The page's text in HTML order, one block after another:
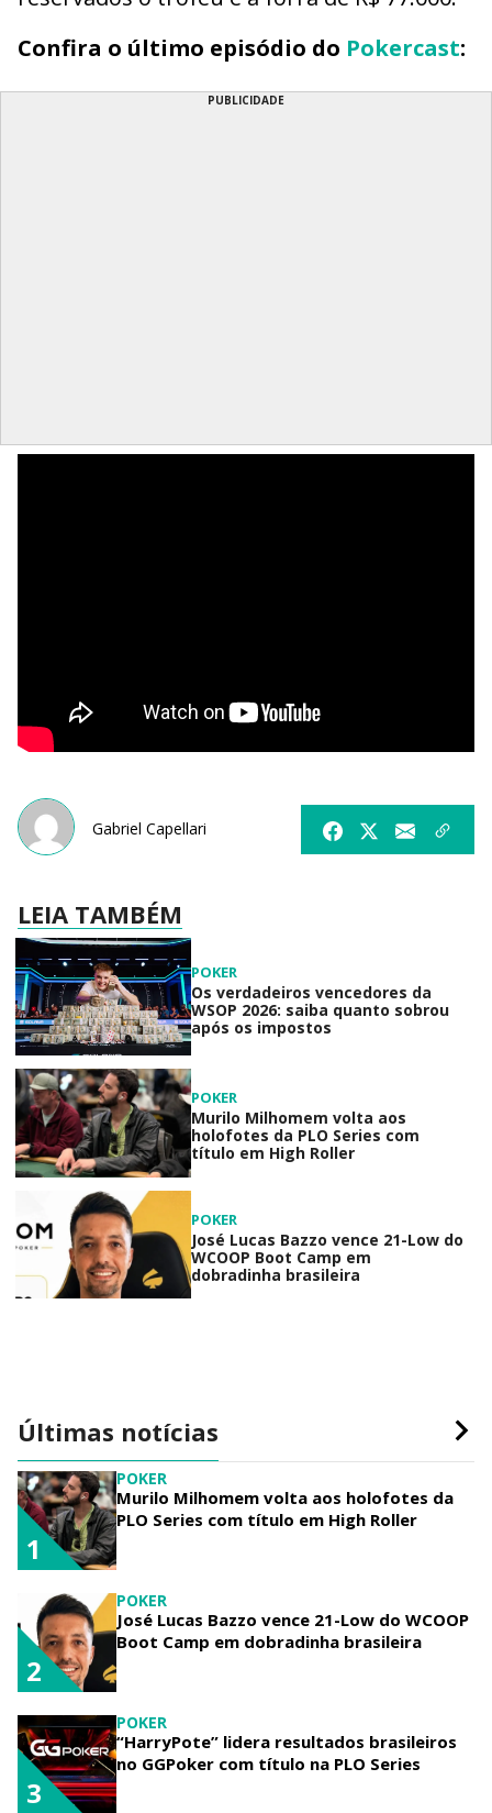
Confira o último episódio do Pokercast:
PUBLICIDADE
Gabriel Capellari
LEIA TAMBÉM
POKER
Os verdadeiros vencedores da
WSOP 2026: saiba quanto sobrou
após os impostos
POKER
Murilo Milhomem volta aos
holofotes da PLO Series com
título em High Roller
POKER
José Lucas Bazzo vence 21-Low do
WCOOP Boot Camp em
dobradinha brasileira
Últimas notícias
POKER
Murilo Milhomem volta aos holofotes da
PLO Series com título em High Roller
1
POKER
José Lucas Bazzo vence 21-Low do WCOOP
Boot Camp em dobradinha brasileira
2
POKER
“HarryPote” lidera resultados brasileiros
no GGPoker com título na PLO Series
3